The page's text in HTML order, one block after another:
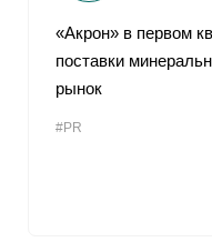
«Акрон» в первом
поставки
рынок
#PR